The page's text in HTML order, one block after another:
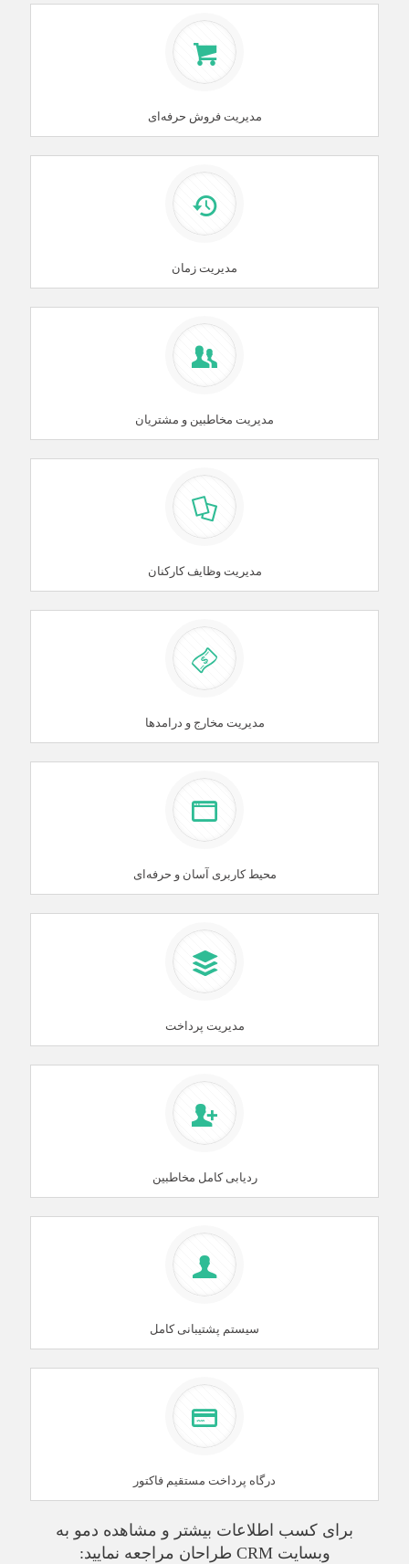
مدیریت فروش حرفه‌ای
مدیریت زمان
مدیریت مخاطبین و مشتریان
مدیریت وظایف کارکنان
مدیریت مخارج و درامد‌ها
محیط کاربری آسان و حرفه‌ای
مدیریت پرداخت
ردیابی کامل مخاطبین
سیستم پشتیبانی کامل
درگاه پرداخت مستقیم فاکتور
برای کسب اطلاعات بیشتر و مشاهده دمو به
وبسایت CRM طراحان مراجعه نمایید: